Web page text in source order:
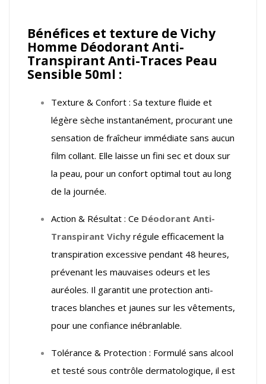
Bénéfices et texture de Vichy
Homme Déodorant Anti-
Transpirant Anti-Traces Peau
Sensible 50ml :
Texture & Confort : Sa texture fluide et
légère sèche instantanément, procurant une
sensation de fraîcheur immédiate sans aucun
film collant. Elle laisse un fini sec et doux sur
la peau, pour un confort optimal tout au long
de la journée.
Action & Résultat : Ce Déodorant Anti-
Transpirant Vichy régule efficacement la
transpiration excessive pendant 48 heures,
prévenant les mauvaises odeurs et les
auréoles. Il garantit une protection anti-
traces blanches et jaunes sur les vêtements,
pour une confiance inébranlable.
Tolérance & Protection : Formulé sans alcool
et testé sous contrôle dermatologique, il est